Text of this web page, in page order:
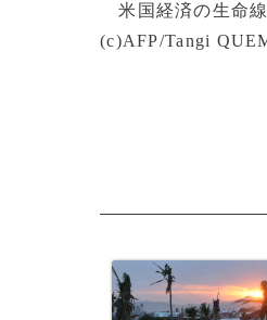
米国経済の生命線
(c)AFP/Tangi